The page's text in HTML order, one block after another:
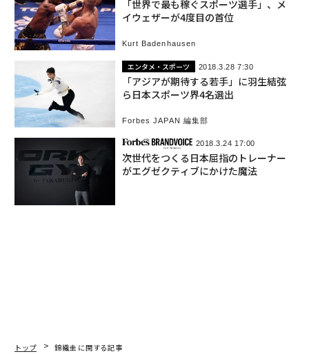
「世界で最も稼ぐスポーツ選手」、メ
イウェザーが4度目の首位
Kurt Badenhausen
エンタメ・スポーツ 2018.3.28 7:30
「アジアが期待する若手」に羽生結弦
ら日本スポーツ界4名選出
Forbes JAPAN 編集部
2018.3.24 17:00
次世代をつくる日本屈指のトレーナー
がエグゼクティブにかけた魔法
トップ 錦織圭 に関する記事